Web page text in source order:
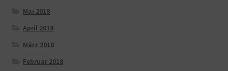
Mai 2018
April 2018
März 2018
Februar 2018